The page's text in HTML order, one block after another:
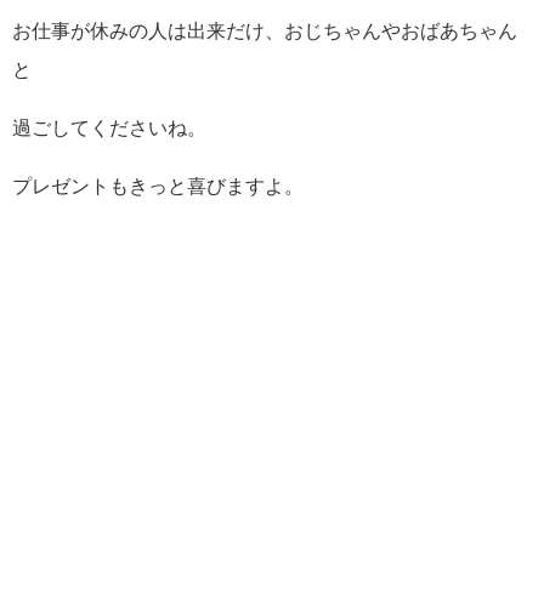
お仕事が休みの人は出来だけ、おじちゃんやおばあちゃん
と
過ごしてくださいね。
プレゼントもきっと喜びますよ。